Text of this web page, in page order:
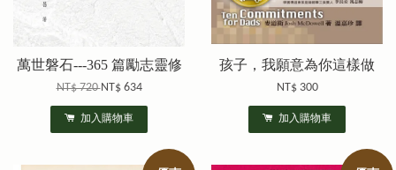
萬世磐石---365 篇勵志靈修
NT$ 720NT$ 634
加入購物車
孩子，我願意為你這樣做
NT$ 300
加入購物車